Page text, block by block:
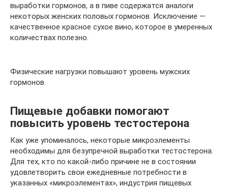
выработки гормонов, а в пиве содержатся аналоги
некоторых женских половых гормонов. Исключение —
качественное красное сухое вино, которое в умеренных
количествах полезно.
Физические нагрузки повышают уровень мужских
гормонов.
Пищевые добавки помогают
повысить уровень тестостерона
Как уже упоминалось, некоторые микроэлементы
необходимы для безупречной выработки тестостерона.
Для тех, кто по какой-либо причине не в состоянии
удовлетворить свои ежедневные потребности в
указанных «микроэлементах», индустрия пищевых